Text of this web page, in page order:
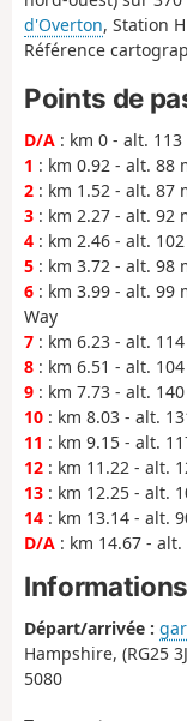
d'Overton, Station
Référence
Points de
D/A : km 0 - alt.
1 : km 0.92 - alt. 88
2 : km 1.52 - alt. 87
3 : km 2.27 - alt. 92
4 : km 2.46 - alt.
5 : km 3.72 - alt. 98
6 : km 3.99 - alt. 99
Way
7 : km 6.23 - alt.
8 : km 6.51 - alt.
9 : km 7.73 - alt.
10 : km 8.03 - alt.
11 : km 9.15 - alt.
12 : km 11.22 - alt.
13 : km 12.25 - alt.
14 : km 13.14 - alt.
D/A : km 14.67 -
Départ/arrivée :
Hampshire, (RG25
5080